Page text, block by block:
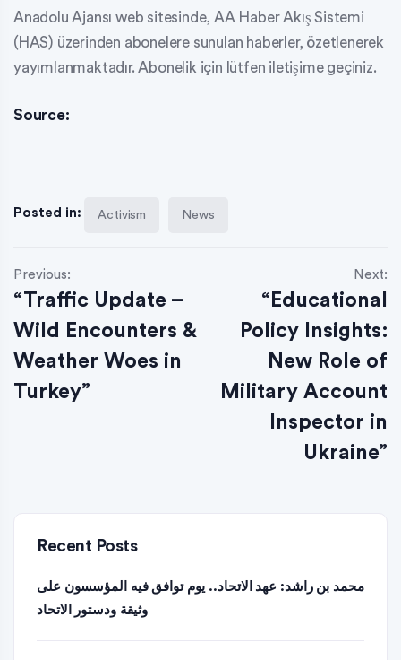
Anadolu Ajansı web sitesinde, AA Haber Akış Sistemi
(HAS) üzerinden abonelere sunulan haberler, özetlenerek
yayımlanmaktadır. Abonelik için lütfen iletişime geçiniz.
Source:
Posted in: Activism News
Previous:
“Traffic Update –
Wild Encounters &
Weather Woes in
Turkey”
Next:
“Educational
Policy Insights:
New Role of
Military Account
Inspector in
Ukraine”
Recent Posts
محمد بن راشد: عهد الاتحاد.. يوم توافق فيه المؤسسون على
وثيقة ودستور الاتحاد